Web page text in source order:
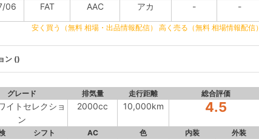
06 FAT AAC アカ - -
安く買う（無料 相場・出品情報配信） 高く売る（無料 相場情報配信）
ン ()
グレード 排気量 走行距離 総合評価
イトセレクショ
ン
2000cc 10,000km 4.5
シフト AC 色 内装 外装